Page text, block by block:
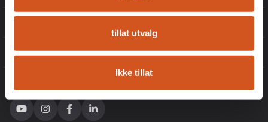
tillat utvalg
Ikke tillat
KUNDESERVICE